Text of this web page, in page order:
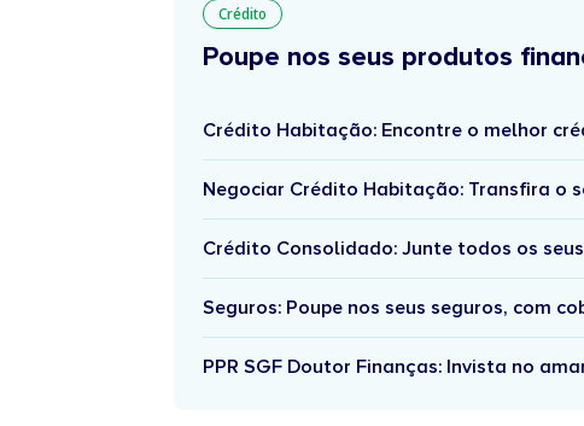
Crédito
Poupe nos seus produtos
Crédito Habitação: Encontre o melhor
Negociar Crédito Habitação: Transfira o
Crédito Consolidado: Junte todos os
Seguros: Poupe nos seus seguros, com
PPR SGF Doutor Finanças: Invista no